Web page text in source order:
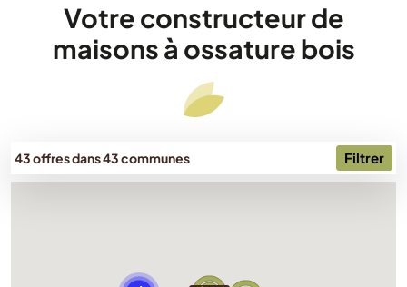
Votre constructeur de
maisons à ossature bois
43 offres dans 43 communes Filtrer